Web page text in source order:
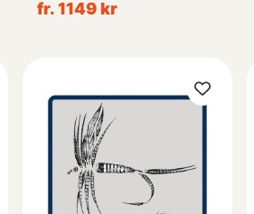
fr. 1149 kr